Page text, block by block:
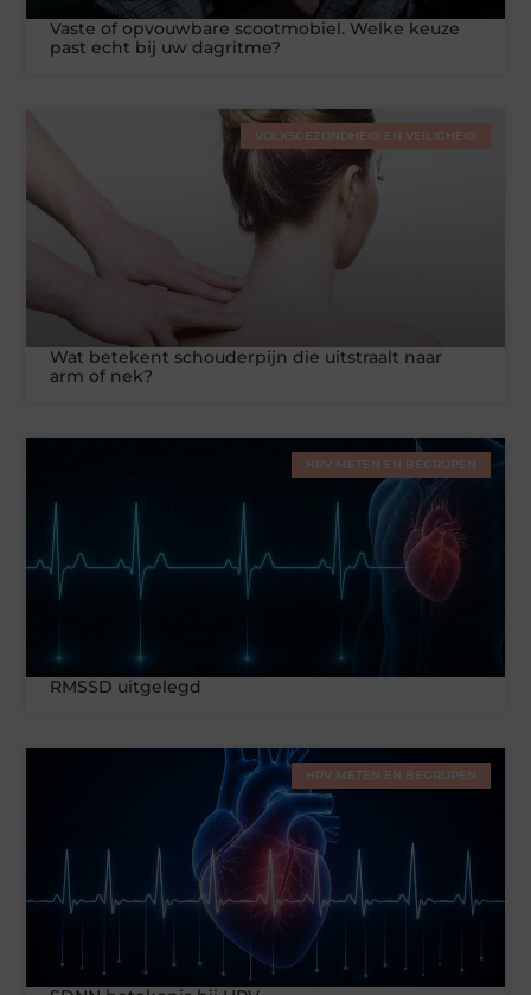
Vaste of opvouwbare scootmobiel. Welke keuze
past echt bij uw dagritme?
VOLKSGEZONDHEID EN VEILIGHEID
Wat betekent schouderpijn die uitstraalt naar
arm of nek?
HRV METEN EN BEGRIJPEN
RMSSD uitgelegd
HRV METEN EN BEGRIJPEN